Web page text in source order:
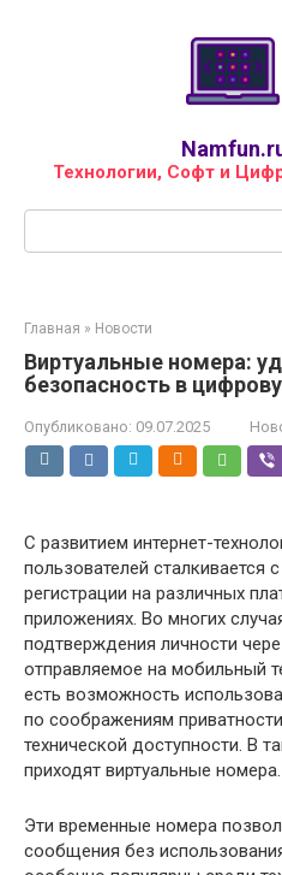
Технологии, Софт и
Главная » Новости
Виртуальные номера:
безопасность в
Опубликовано: 09.07.2025
С развитием интернет-
пользователей сталкивается
регистрации на различных
приложениях. Во многих
подтверждения личности
отправляемое на мобильный
есть возможность
по соображениям
технической доступности. В
приходят виртуальные номера.
Эти временные номера
сообщения без